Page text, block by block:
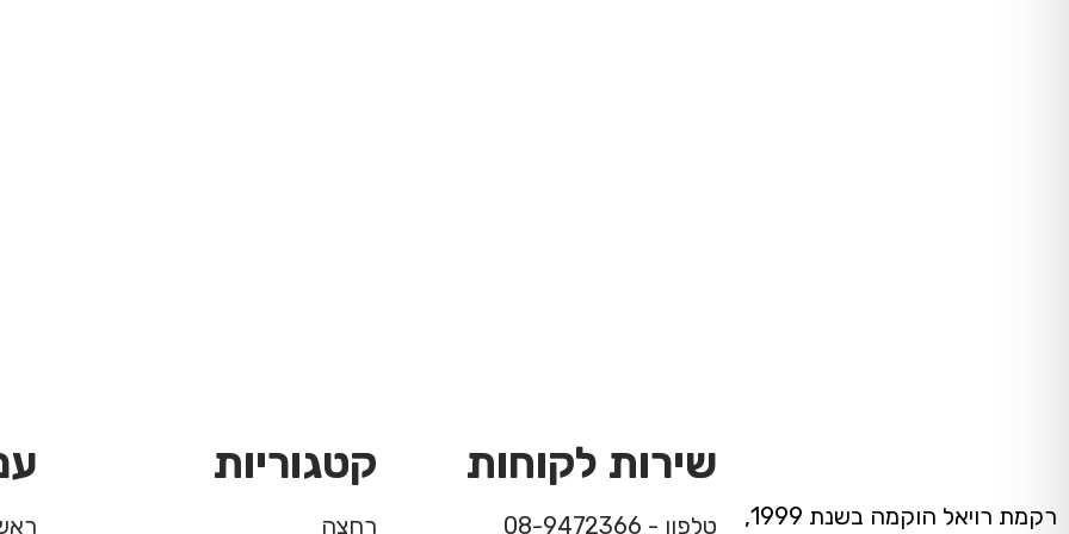
רקמת רויאל הוקמה בשנת 1999,
שירות לקוחות
טלפון - 08-9472366
קטגוריות
רחצה